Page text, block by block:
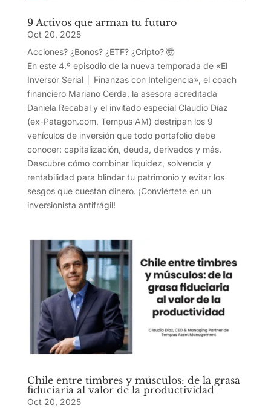
9 Activos que arman tu futuro
Oct 20, 2025
Acciones? ¿Bonos? ¿ETF? ¿Cripto? 🤯
En este 4.º episodio de la nueva temporada de «El
Inversor Serial │ Finanzas con Inteligencia», el coach
financiero Mariano Cerda, la asesora acreditada
Daniela Recabal y el invitado especial Claudio Díaz
(ex-Patagon.com, Tempus AM) destripan los 9
vehículos de inversión que todo portafolio debe
conocer: capitalización, deuda, derivados y más.
Descubre cómo combinar liquidez, solvencia y
rentabilidad para blindar tu patrimonio y evitar los
sesgos que cuestan dinero. ¡Conviértete en un
inversionista antifrágil!
Chile entre timbres y músculos: de la grasa
fiduciaria al valor de la productividad
Oct 20, 2025